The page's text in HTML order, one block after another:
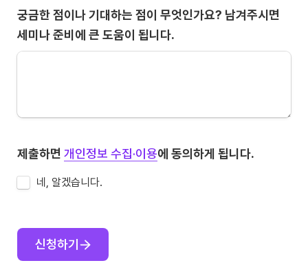
궁금한 점이나 기대하는 점이 무엇인가요? 남겨주시면
세미나 준비에 큰 도움이 됩니다.
제출하면 개인정보 수집·이용에 동의하게 됩니다.
네, 알겠습니다.
신청하기